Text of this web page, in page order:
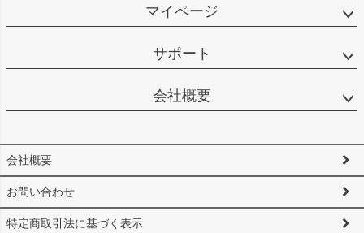
マイページ
サポート
会社概要
会社概要
お問い合わせ
特定商取引法に基づく表示